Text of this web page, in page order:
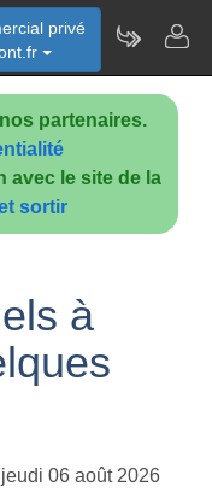
partenaires.
avec le site de la
sortir
privé
à
jeudi 06 août 2026